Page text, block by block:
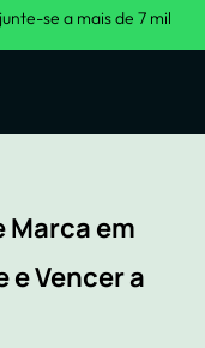
se a mais de 7 mil
Marca em
e Vencer a